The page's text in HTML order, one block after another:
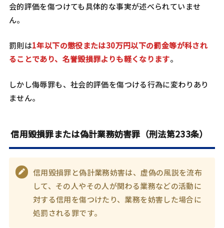
会的評価を傷つけても具体的な事実が述べられていませ
ん。
罰則は1年以下の懲役または30万円以下の罰金等が科され
ることであり、名誉毀損罪よりも軽くなります。
しかし侮辱罪も、社会的評価を傷つける行為に変わりあり
ません。
信用毀損罪または偽計業務妨害罪（刑法第233条）
信用毀損罪と偽計業務妨害は、虚偽の風説を流布
して、その人やその人が関わる業務などの活動に
対する信用を傷つけたり、業務を妨害した場合に
処罰される罪です。